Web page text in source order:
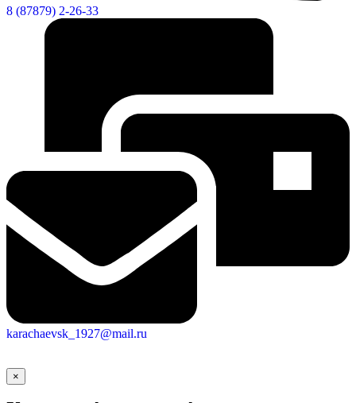
8 (87879) 2-26-33
karachaevsk_1927@mail.ru
×